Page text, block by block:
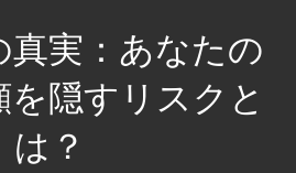
実：あなたの
隠すリスクと
は？